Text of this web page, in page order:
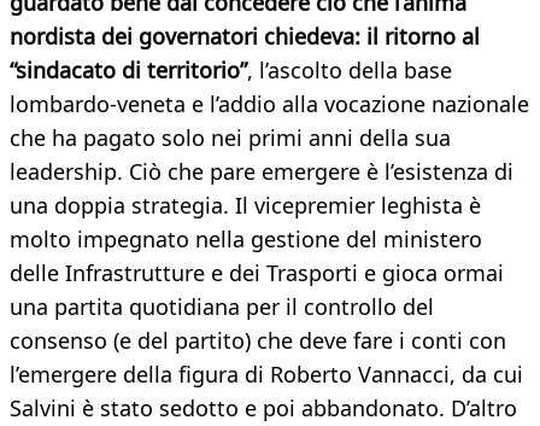
nordista dei governatori chiedeva: il ritorno al
“sindacato di territorio”, l’ascolto della base
lombardo-veneta e l’addio alla vocazione nazionale
che ha pagato solo nei primi anni della sua
leadership. Ciò che pare emergere è l’esistenza di
una doppia strategia. Il vicepremier leghista è
molto impegnato nella gestione del ministero
delle Infrastrutture e dei Trasporti e gioca ormai
una partita quotidiana per il controllo del
consenso (e del partito) che deve fare i conti con
l’emergere della figura di Roberto Vannacci, da cui
Salvini è stato sedotto e poi abbandonato. D’altro